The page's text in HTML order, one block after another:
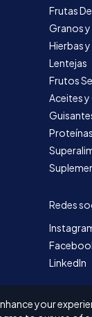
Frutas
Granos y
Hierbas
Lentejas
Frutos
Aceites y
Proteínas
Redes
LinkedIn
your